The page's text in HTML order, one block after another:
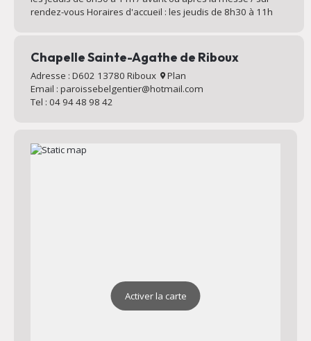
rendez-vous Horaires d'accueil : les jeudis de 8h30 à 11h
Chapelle Sainte-Agathe de Riboux
Adresse : D602 13780 Riboux
Plan
Email : paroissebelgentier@hotmail.com
Tel : 04 94 48 98 42
Activer la carte